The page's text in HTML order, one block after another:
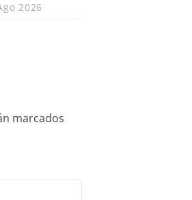
2026
marcados